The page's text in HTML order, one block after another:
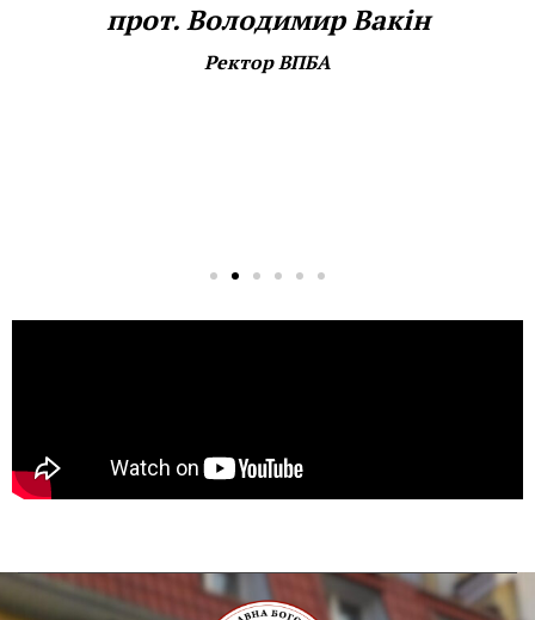
прот. Володимир Вакін
Ректор ВПБА